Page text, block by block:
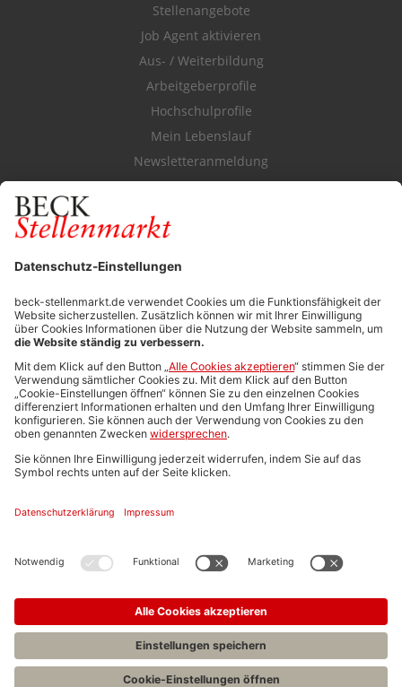
Stellenangebote
Job Agent aktivieren
Aus- / Weiterbildung
Arbeitgeberprofile
Hochschulprofile
Mein Lebenslauf
Newsletteranmeldung
Durchsuchen Sie den Stellenkatalog
FÜR ARBEITGEBER
Stellenmarktpreise
Anzeigen-AGB
Media-Daten
Newsletteranmeldung
Produktübersicht
ALLGEMEIN
FAQs
Impressum
Stellenangebote C.H.BECK